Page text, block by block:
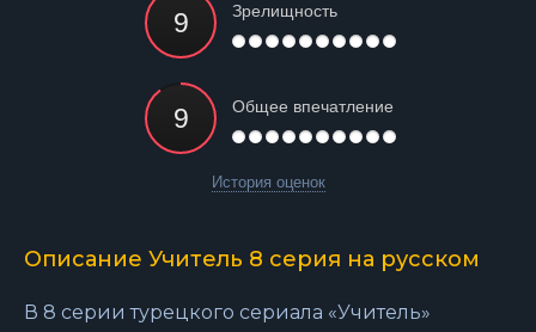
Зрелищность
Общее впечатление
История оценок
Описание Учитель 8 серия на русском
В 8 серии турецкого сериала «Учитель»